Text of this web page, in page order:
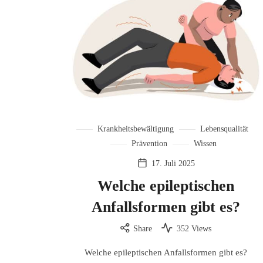
Krankheitsbewältigung
Lebensqualität
Prävention
Wissen
17. Juli 2025
Welche epileptischen
Anfallsformen gibt es?
Share 352 Views
Welche epileptischen Anfallsformen gibt es?